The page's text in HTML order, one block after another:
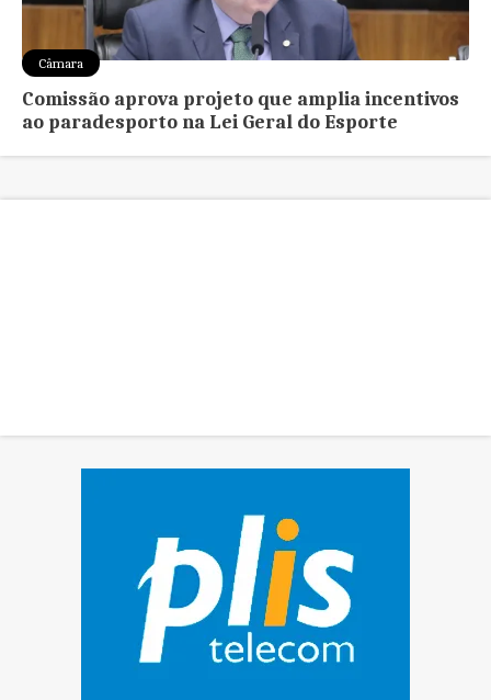
Câmara
Comissão aprova projeto que amplia incentivos
ao paradesporto na Lei Geral do Esporte